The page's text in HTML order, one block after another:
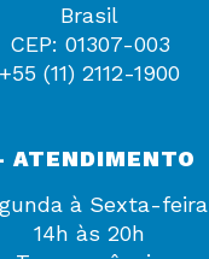
Brasil
CEP: 01307-003
+55 (11) 2112-1900
ATENDIMENTO
à Sexta-feira
14h às 20h